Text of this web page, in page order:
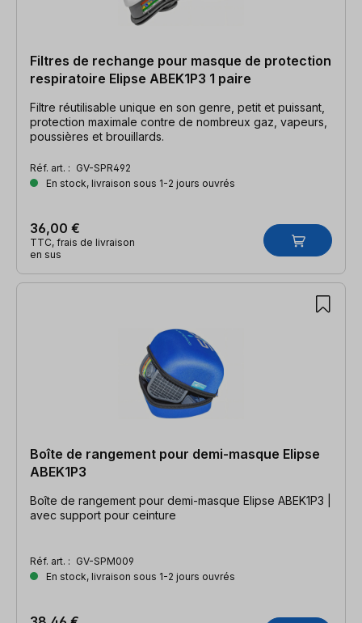
Filtres de rechange pour masque de protection
respiratoire Elipse ABEK1P3 1 paire
Filtre réutilisable unique en son genre, petit et puissant,
protection maximale contre de nombreux gaz, vapeurs,
poussières et brouillards.
Réf. art. : GV-SPR492
En stock, livraison sous 1-2 jours ouvrés
36,00 €
TTC, frais de livraison
en sus
Boîte de rangement pour demi-masque Elipse
ABEK1P3
Boîte de rangement pour demi-masque Elipse ABEK1P3 |
avec support pour ceinture
Réf. art. : GV-SPM009
En stock, livraison sous 1-2 jours ouvrés